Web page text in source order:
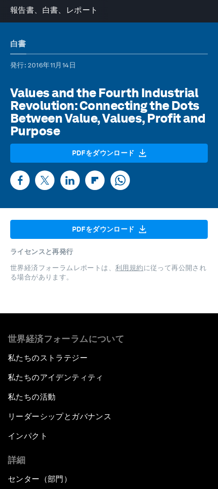
報告書、白書、レポート
白書
発行: 2016年11月14日
Values and the Fourth Industrial
Revolution: Connecting the Dots
Between Value, Values, Profit and
Purpose
PDFをダウンロード
PDFをダウンロード
ライセンスと再発行
世界経済フォーラムレポートは、 利用規約に従って再公開され
る場合があります。
世界経済フォーラムについて
私たちのストラテジー
私たちのアイデンティティ
私たちの活動
リーダーシップとガバナンス
インパクト
詳細
センター（部門）